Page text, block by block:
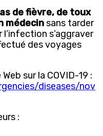
de fièvre, de toux
médecinsans tarder
s’aggraver
des voyages
sur la COVID-19 :
diseases/nov
: